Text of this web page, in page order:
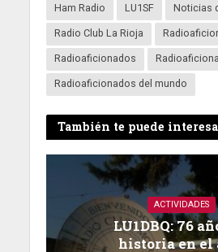
Ham Radio
LU1SF
Noticias
Radio Club La Rioja
Radioaficionados
Radioaficionados del mundo
También te puede
ACTIVIDADES
LU1DBQ: 76
historia en el